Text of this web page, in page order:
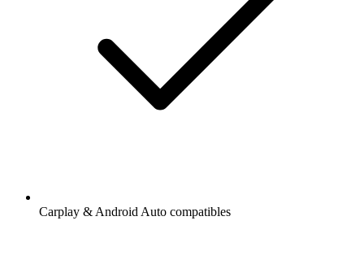
Carplay & Android Auto compatibles